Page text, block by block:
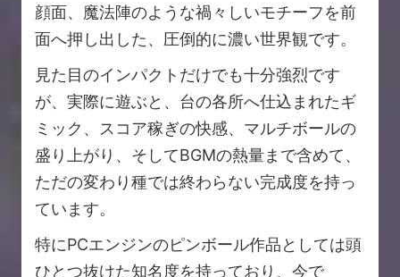
顔面、魔法陣のような禍々しいモチーフを前
面へ押し出した、圧倒的に濃い世界観です。
見た目のインパクトだけでも十分強烈です
が、実際に遊ぶと、台の各所へ仕込まれたギ
ミック、スコア稼ぎの快感、マルチボールの
盛り上がり、そしてBGMの熱量まで含めて、
ただの変わり種では終わらない完成度を持っ
ています。
特にPCエンジンのピンボール作品としては頭
ひとつ抜けた知名度を持っており、今で